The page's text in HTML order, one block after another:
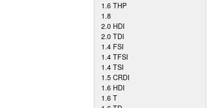
1.6 THP
1.8
2.0 HDI
2.0 TDI
1.4 FSI
1.4 TFSI
1.4 TSI
1.5 CRDI
1.6 HDI
1.6 T